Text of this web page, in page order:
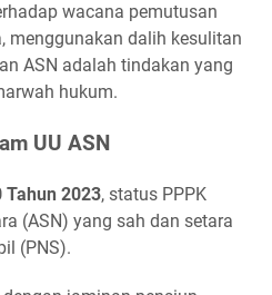
wacana pemutusan
menggunakan dalih kesulitan
ASN adalah tindakan yang
hukum.
UU ASN
Tahun 2023, status PPPK
(ASN) yang sah dan setara
(PNS).